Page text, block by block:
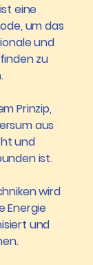
eine
um das
und
zu
Prinzip,
aus
und
ist.
wird
Energie
und